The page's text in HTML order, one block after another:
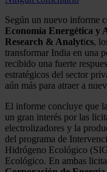
Según un nuevo informe
Economía Energética y
Research & Analytics,
transformar India en una
recibido una fuerte
estratégicos del sector
aún más para atraer a
El informe concluye que
un gran interés por las
electrolizadores y la
del programa de
Hidrógeno Ecológico
Ecológico. En ambas